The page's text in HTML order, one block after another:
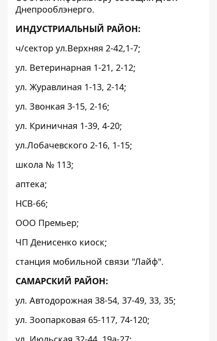
Днепрооблэнерго.
ИНДУСТРИАЛЬНЫЙ РАЙОН:
ч/сектор ул.Верхняя 2-42,1-7;
ул. Ветеринарная 1-21, 2-12;
ул. Журавлиная 1-13, 2-14;
ул. Звонкая 3-15, 2-16;
ул. Криничная 1-39, 4-20;
ул.Лобачевского 2-16, 1-15;
школа № 113;
аптека;
НСВ-66;
ООО Премьер;
ЧП Денисенко киоск;
станция мобильной связи "Лайф".
САМАРСКИЙ РАЙОН:
ул. Автодорожная 38-54, 37-49, 33, 35;
ул. Зоопарковая 65-117, 74-120;